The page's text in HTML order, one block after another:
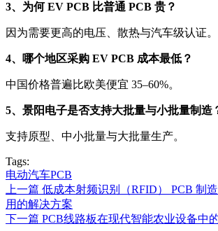
3、为何 EV PCB 比普通 PCB 贵？
因为需要更高的电压、散热与汽车级认证。
4、哪个地区采购 EV PCB 成本最低？
中国价格普遍比欧美便宜 35–60%。
5、景阳电子是否支持大批量与小批量制造
支持原型、中小批量与大批量生产。
Tags:
电动汽车PCB
上一篇 低成本射频识别（RFID） PCB 制
用的解决方案
下一篇 PCB线路板在现代智能农业设备中